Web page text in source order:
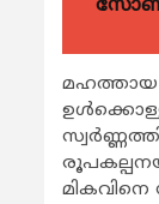
സോണി
മഹത്തായ